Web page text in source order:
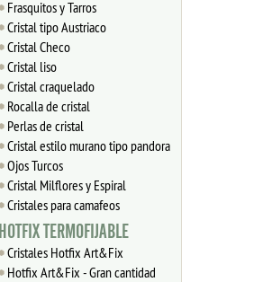
Frasquitos y Tarros
Cristal tipo Austriaco
Cristal Checo
Cristal liso
Cristal craquelado
Rocalla de cristal
Perlas de cristal
Cristal estilo murano tipo pandora
Ojos Turcos
Cristal Milflores y Espiral
Cristales para camafeos
HOTFIX TERMOFIJABLE
Cristales Hotfix Art&Fix
Hotfix Art&Fix - Gran cantidad